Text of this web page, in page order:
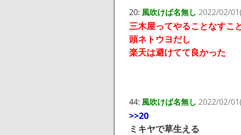
20: 風吹けば名無し 2022/02/
三木屋ってやることなすこ
頭ネトウヨだし
楽天は避けてて良かった
44: 風吹けば名無し 2022/02/
>>20
ミキヤで草生える